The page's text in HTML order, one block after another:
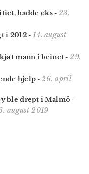
hadde øks - 23.
i 2012- 14. august
mann i beinet - 29.
hjelp - 26. april
ble drept i Malmö -
august 2019